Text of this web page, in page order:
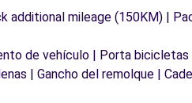
additional mileage (150KM) |
de vehículo | Porta bicicletas
| Gancho del remolque |